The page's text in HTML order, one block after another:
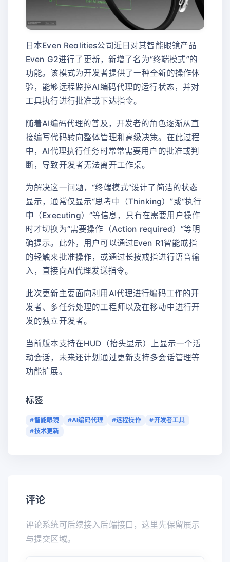
日本Even Realities公司近日对其智能眼镜产品
Even G2进行了更新，新增了名为“终端模式”的
功能。该模式为开发者提供了一种全新的操作体
验，能够远程监控AI编码代理的运行状态，并对
工具执行进行批准或下达指令。
随着AI编码代理的普及，开发者的角色逐渐从直
接编写代码转向整体管理和高级决策。在此过程
中，AI代理执行任务时常常需要用户的批准或判
断，导致开发者无法离开工作桌。
为解决这一问题，“终端模式”设计了简洁的状态
显示，通常仅显示“思考中（Thinking）”或“执行
中（Executing）”等信息，只有在需要用户操作
时才切换为“需要操作（Action required）”等明
确提示。此外，用户可以通过Even R1智能戒指
的轻触来批准操作，或通过长按戒指进行语音输
入，直接向AI代理发送指令。
此次更新主要面向利用AI代理进行编码工作的开
发者、多任务处理的工程师以及在移动中进行开
发的独立开发者。
当前版本支持在HUD（抬头显示）上显示一个活
动会话，未来还计划通过更新支持多会话管理等
功能扩展。
标签
#智能眼镜 #AI编码代理 #远程操作
#开发者工具
#技术更新
评论
评论系统可后续接入后端接口，这里先保留展示
与提交区域。